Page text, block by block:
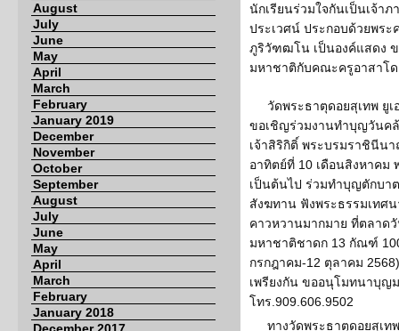
August
July
June
May
April
March
February
January 2019
December
November
October
September
August
July
June
May
April
March
February
January 2018
นักเรียนร่วมใจกันเป็นเจ้
ประเวศน์ ประกอบด้วยพร
ภูริวัฑฒโน เป็นองค์แสดง
มหาชาติกับคณะครูอาสาโ
วัดพระธาตุดอยสุเทพ ยู
ขอเชิญร่วมงานทำบุญวันค
เจ้าสิริกิติ์ พระบรมราชินีน
อาทิตย์ที่ 10 เดือนสิงหาคม
เป็นต้นไป ร่วมทำบุญตักบา
สังฆทาน ฟังพระธรรมเทศ
คาวหวานมากมาย ที่ตลาด
มหาชาติชาดก 13 กัณฑ์
กรกฎาคม-12 ตุลาคม
เพรียงกัน ขออนุโมทนาบุญ
โทร.909.606.9502
ทางวัดพระธาตุดอยสุเท